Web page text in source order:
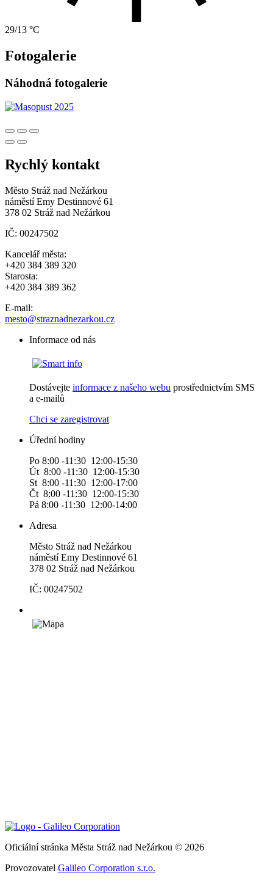
29/13 °C
Fotogalerie
Náhodná fotogalerie
Rychlý kontakt
Město Stráž nad Nežárkou
náměstí Emy Destinnové 61
378 02 Stráž nad Nežárkou
IČ: 00247502
Kancelář města:
+420 384 389 320
Starosta:
+420 384 389 362
E-mail:
mesto@straznadnezarkou.cz
Informace od nás
Dostávejte informace z našeho webu prostřednictvím SMS
a e-mailů
Chci se zaregistrovat
Úřední hodiny
Po 8:00 -11:30 12:00-15:30
Út 8:00 -11:30 12:00-15:30
St 8:00 -11:30 12:00-17:00
Čt 8:00 -11:30 12:00-15:30
Pá 8:00 -11:30 12:00-14:00
Adresa
Město Stráž nad Nežárkou
náměstí Emy Destinnové 61
378 02 Stráž nad Nežárkou
IČ: 00247502
Oficiální stránka Města Stráž nad Nežárkou © 2026
Provozovatel Galileo Corporation s.r.o.